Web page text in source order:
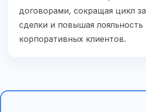
договорами, сокращая цикл
сделки и повышая лояльность
корпоративных клиентов.